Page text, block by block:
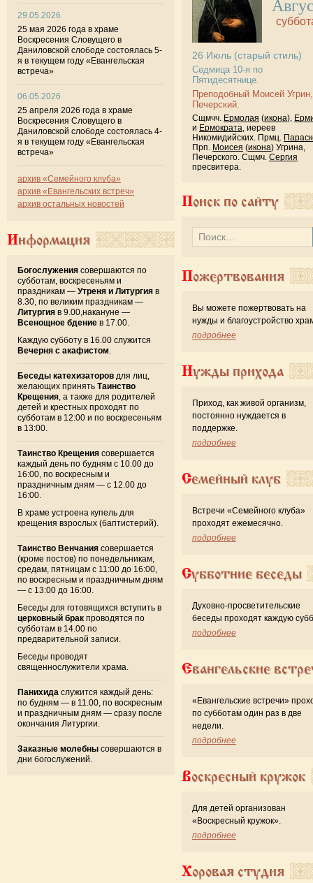
29.05.2026
25 мая 2026 года в храме
Воскресения Словущего в
Даниловской слободе состоялась 5-
я в текущем году «Евангельская
встреча»
06.05.2026
25 апреля 2026 года в храме
Воскресения Словущего в
Даниловской слободе состоялась 4-
я в текущем году «Евангельская
встреча»
архив «Семейного клуба»
архив «Евангельских встреч»
архив остальных новостей
Информация
Богослужения совершаются по
субботам, воскресеньям и
праздникам — Утреня и Литургия в
8.30, по великим праздникам —
Литургия в 9.00,накануне —
Всенощное бдение в 17.00.
Каждую субботу в 16.00 служится
Вечерня с акафистом
Беседы катехизаторов для лиц,
желающих принять Таинство
Крещения , а также для родителей
детей и крестных проходят по
субботам в 12:00 и по воскресеньям
в 13:00.
Таинство Крещения совершается
каждый день по будням с 10.00 до
16:00, по воскресным и
праздничным дням — с 12.00 до
16:00.
В храме устроена купель для
крещения взрослых (баптистерий).
Таинство Венчания совершается
(кроме постов) по понедельникам,
средам, пятницам с 11:00 до 16:00,
по воскресным и праздничным дням
— с 13:00 до 16:00.
Беседы для готовящихся вступить в
церковный брак проводятся по
субботам в 14.00 по
предварительной записи.
Беседы проводят
священнослужители храма.
Панихида служится каждый день:
по будням — в 11.00, по воскресным
и праздничным дням — сразу после
окончания Литургии.
Заказные молебны совершаются в
дни богослужений.
26 Июль (старый стиль)
Седмица 10-я по
Пятидесятнице.
Преподобный Моисей Угрин,
Печерский.
Сщмчч. Ермолая (икона),
и Ермократа, иереев
Никомидийских. Прмц.
Прп. Моисея (икона) Угрина,
Печерского. Сщмч. Сергия
пресвитера.
Поиск по сайту
Пожертвования
Вы можете пожертвовать на
нужды и благоустройство
подробнее
Нужды прихода
Приход, как живой организм,
постоянно нуждается в
поддержке.
подробнее
Семейный клуб
Встречи «Семейного клуба»
проходят ежемесячно.
подробнее
Субботние беседы
Духовно-просветительские
беседы проходят каждую
подробнее
Евангельские
«Евангельские встречи»
по субботам один раз в две
недели.
подробнее
Воскресный кружок
Для детей организован
«Воскресный кружок».
подробнее
Хоровая студия